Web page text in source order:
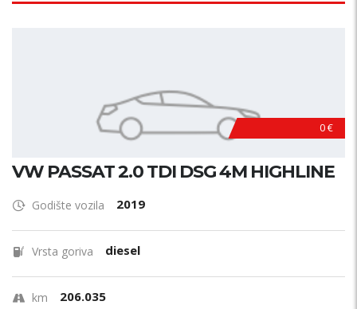
0 €
VW PASSAT 2.0 TDI DSG 4M HIGHLINE
Godište vozila 2019
Vrsta goriva diesel
km 206.035